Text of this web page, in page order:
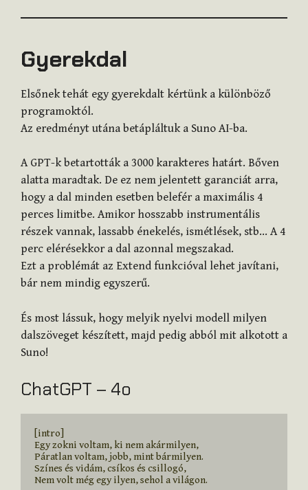
Gyerekdal
Elsőnek tehát egy gyerekdalt kértünk a különböző
programoktól.
Az eredményt utána betápláltuk a Suno AI-ba.
A GPT-k betartották a 3000 karakteres határt. Bőven
alatta maradtak. De ez nem jelentett garanciát arra,
hogy a dal minden esetben belefér a maximális 4
perces limitbe. Amikor hosszabb instrumentális
részek vannak, lassabb énekelés, ismétlések, stb… A 4
perc elérésekkor a dal azonnal megszakad.
Ezt a problémát az Extend funkcióval lehet javítani,
bár nem mindig egyszerű.
És most lássuk, hogy melyik nyelvi modell milyen
dalszöveget készített, majd pedig abból mit alkotott a
Suno!
ChatGPT – 4o
[intro]
Egy zokni voltam, ki nem akármilyen,
Páratlan voltam, jobb, mint bármilyen.
Színes és vidám, csíkos és csillogó,
Nem volt még egy ilyen, sehol a világon.